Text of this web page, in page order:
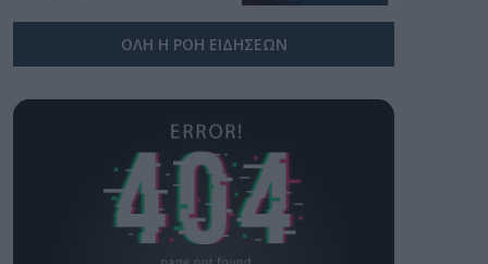
ΟΛΗ Η ΡΟΗ ΕΙΔΗΣΕΩΝ